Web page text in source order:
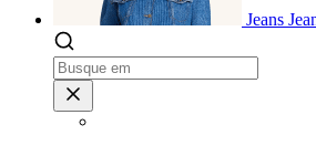
Jeans